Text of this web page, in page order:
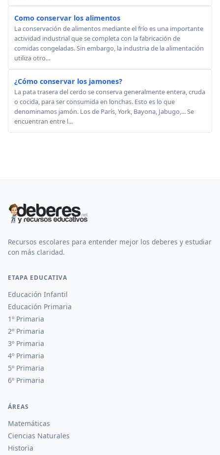
Como conservar los alimentos
La conservación de alimentos mediante el frío es una importante
actividad industrial que se completa con la fabricación de
comidas congeladas. Sin embargo, la industria de la alimentación
utiliza otro...
¿Cómo conservar los jamones?
La pata trasera del cerdo se conserva generalmente entera, cruda
o cocida, para ser consumida en lonchas. Esto es lo que
denominamos jamón. Los de París, York, Bayona, Jabugo,... Se
encuentran entre l...
Recursos escolares para entender mejor los deberes y estudiar
con más claridad.
ETAPA EDUCATIVA
Educación Infantil
Educación Primaria
1º Primaria
2º Primaria
3º Primaria
4º Primaria
5º Primaria
6º Primaria
ÁREAS
Matemáticas
Ciencias Naturales
Historia